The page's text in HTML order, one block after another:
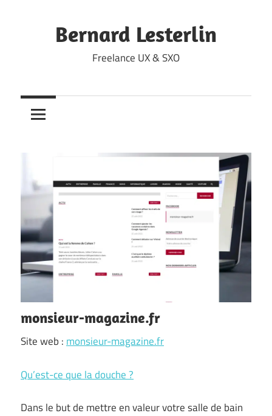
Bernard Lesterlin
Freelance UX & SXO
monsieur-magazine.fr
Site web : monsieur-magazine.fr
Qu’est-ce que la douche ?
Dans le but de mettre en valeur votre salle de bain